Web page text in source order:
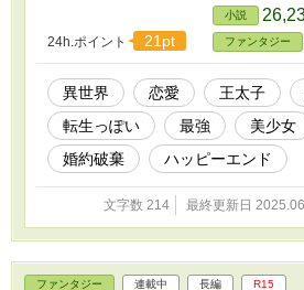
ていたが何やらどうも
爵家の一人娘ルミアー
世界でのもう一人の自
将軍に恋をしたり、王
たり、この世界でもや
てられそうにありませ
身は自分で守ります！
24h.ポイント 21pt
小説
ファンタジー
異世界 恋愛 王太子
転生っぽい
最強 美少女
婚約破棄
ハッピーエンド
文字数 214 最終更新日
ファンタジー 連載中 長編 R15